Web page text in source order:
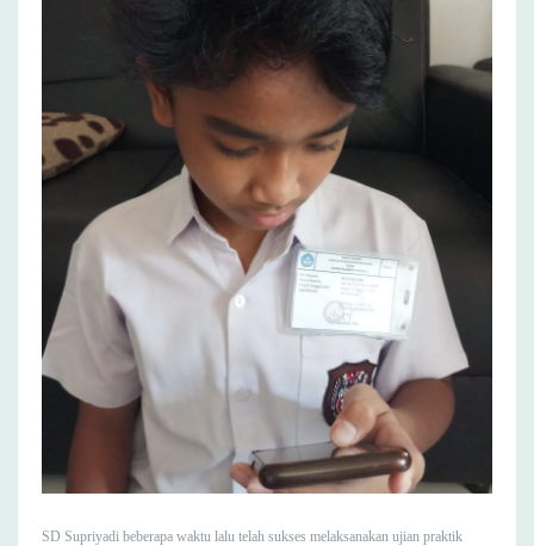
SD Supriyadi beberapa waktu lalu telah sukses melaksanakan ujian praktik